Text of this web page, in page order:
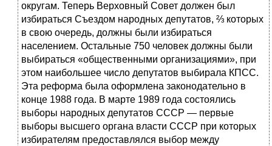
округам. Теперь Верховный Совет должен был
избираться Съездом народных депутатов, ⅔ которых
в свою очередь, должны были избираться
населением. Остальные 750 человек должны были
выбираться «общественными организациями», при
этом наибольшее число депутатов выбирала КПСС.
Эта реформа была оформлена законодательно в
конце 1988 года. В марте 1989 года состоялись
выборы народных депутатов СССР — первые
выборы высшего органа власти СССР при которых
избирателям предоставлялся выбор между